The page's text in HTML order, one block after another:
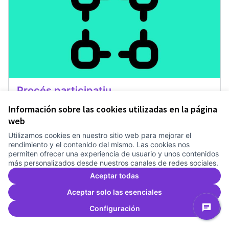
Información sobre las cookies utilizadas en la página
web
Utilizamos cookies en nuestro sitio web para mejorar el
rendimiento y el contenido del mismo. Las cookies nos
permiten ofrecer una experiencia de usuario y unos contenidos
más personalizados desde nuestros canales de redes sociales.
Aceptar todas
Aceptar solo las esenciales
Configuración
Procés participatiu
Treballem el pla estratègic del Canòdrom
Governança
0 0
Dar apoyo
Procés participatiu